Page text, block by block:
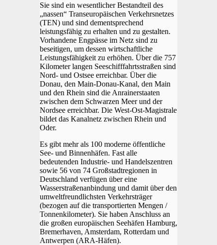
Sie sind ein wesentlicher Bestandteil des
„nassen“ Transeuropäischen Verkehrsnetzes
(TEN) und sind dementsprechend
leistungsfähig zu erhalten und zu gestalten.
Vorhandene Engpässe im Netz sind zu
beseitigen, um dessen wirtschaftliche
Leistungsfähigkeit zu erhöhen. Über die 757
Kilometer langen Seeschifffahrtsstraßen sind
Nord- und Ostsee erreichbar. Über die
Donau, den Main-Donau-Kanal, den Main
und den Rhein sind die Anrainerstaaten
zwischen dem Schwarzen Meer und der
Nordsee erreichbar. Die West-Ost-Magistrale
bildet das Kanalnetz zwischen Rhein und
Oder.
Es gibt mehr als 100 moderne öffentliche
See- und Binnenhäfen. Fast alle
bedeutenden Industrie- und Handelszentren
sowie 56 von 74 Großstadtregionen in
Deutschland verfügen über eine
Wasserstraßenanbindung und damit über den
umweltfreundlichsten Verkehrsträger
(bezogen auf die transportierten Mengen /
Tonnenkilometer). Sie haben Anschluss an
die großen europäischen Seehäfen Hamburg,
Bremerhaven, Amsterdam, Rotterdam und
Antwerpen (ARA-Häfen).